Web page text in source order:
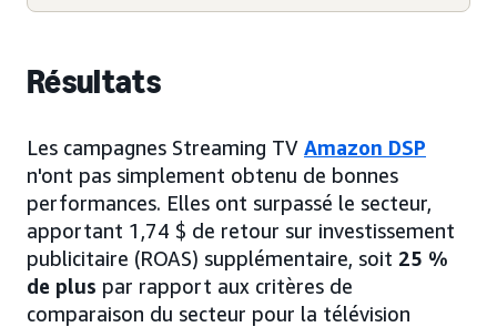
Résultats
Les campagnes Streaming TV Amazon DSP
n'ont pas simplement obtenu de bonnes
performances. Elles ont surpassé le secteur,
apportant 1,74 $ de retour sur investissement
publicitaire (ROAS) supplémentaire, soit 25 %
de plus par rapport aux critères de
comparaison du secteur pour la télévision